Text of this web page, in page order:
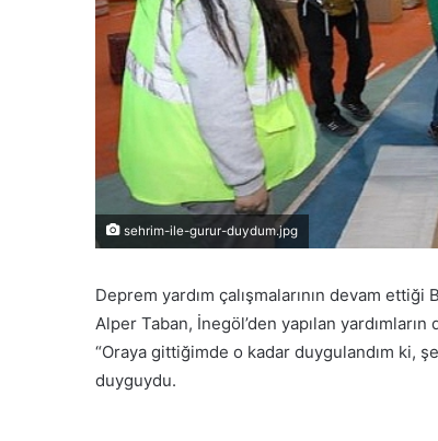
sehrim-ile-gurur-duydum.jpg
Deprem yardım çalışmalarının devam
Alper Taban, İnegöl’den yapılan
“Oraya gittiğimde o kadar duygulandım ki,
duyguydu.